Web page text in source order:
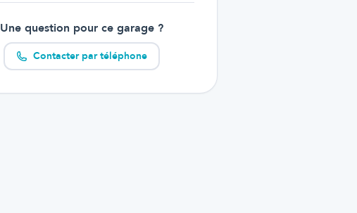
Une question pour ce garage ?
Contacter par téléphone